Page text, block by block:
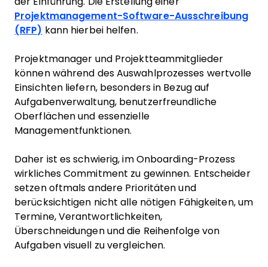
Projektmanagement-Software-Ausschreibung
(RFP) kann hierbei helfen.
Projektmanager und Projektteammitglieder
können während des Auswahlprozesses wertvolle
Einsichten liefern, besonders in Bezug auf
Aufgabenverwaltung, benutzerfreundliche
Oberflächen und essenzielle
Managementfunktionen.
Daher ist es schwierig, im Onboarding-Prozess
wirkliches Commitment zu gewinnen. Entscheider
setzen oftmals andere Prioritäten und
berücksichtigen nicht alle nötigen Fähigkeiten, um
Termine, Verantwortlichkeiten,
Überschneidungen und die Reihenfolge von
Aufgaben visuell zu vergleichen.